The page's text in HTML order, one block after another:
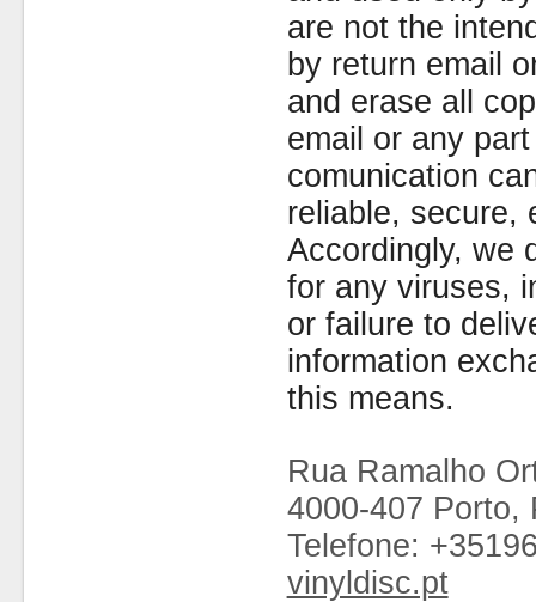
are not the
by return email
and erase all
email or any
comunication
reliable, secure,
Accordingly, we
for any viruses,
or failure to
information
this means.
Rua Ramalho
4000-407 Porto,
Telefone:
vinyldisc.pt